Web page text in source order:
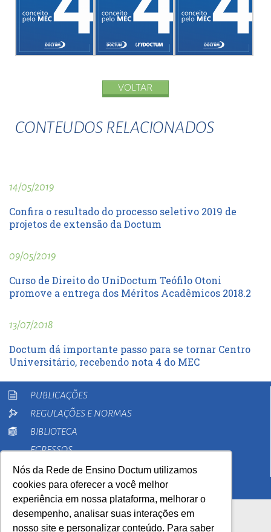
Nós da Rede de Ensino Doctum utilizamos
cookies para oferecer a você melhor
experiência em nossa plataforma, melhorar o
desempenho, analisar suas interações em
nosso site e personalizar conteúdo. Para saber
VOLTAR
CONTEUDOS RELACIONADOS
14/05/2019
Confira o resultado do processo seletivo 2019 de
projetos de extensão da Doctum
09/05/2019
Curso de Direito do UniDoctum Teófilo Otoni
promove a entrega dos Méritos Acadêmicos 2018.2
13/07/2018
Doctum dá importante passo para se tornar Centro
Universitário, recebendo nota 4 do MEC
PUBLICAÇÕES
REGULAÇÕES E NORMAS
BIBLIOTECA
EGRESSOS
PESQUISA
EXTENSÃO